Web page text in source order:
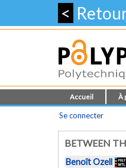
<
Accueil À
Se connecter
BETWEEN
Benoît Ozell